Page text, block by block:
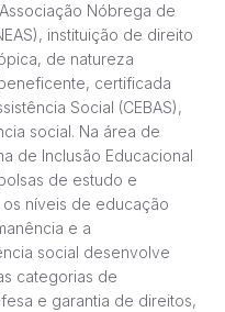
Nóbrega de
instituição de direito
de natureza
certificada
Social (CEBAS),
social. Na área de
de Inclusão Educacional
de estudo e
níveis de educação
e a
social desenvolve
categorias de
e garantia de direitos,